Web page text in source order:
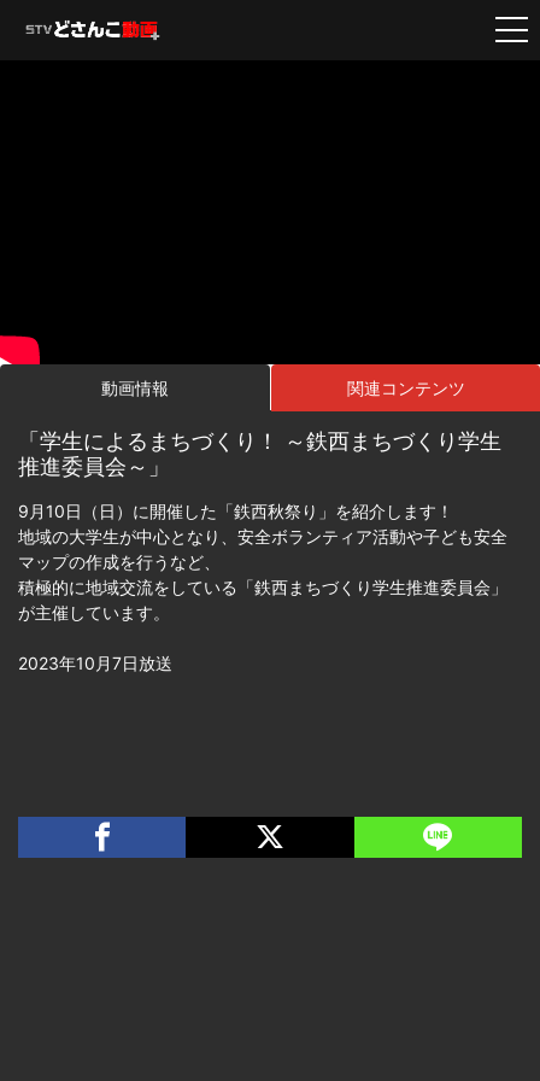
動画情報 関連コンテンツ
「学生によるまちづくり！ ～鉄西まちづくり学生
推進委員会～」
9月10日（日）に開催した「鉄西秋祭り」を紹介します！
地域の大学生が中心となり、安全ボランティア活動や子ども安全
マップの作成を行うなど、
積極的に地域交流をしている「鉄西まちづくり学生推進委員会」
が主催しています。
2023年10月7日放送